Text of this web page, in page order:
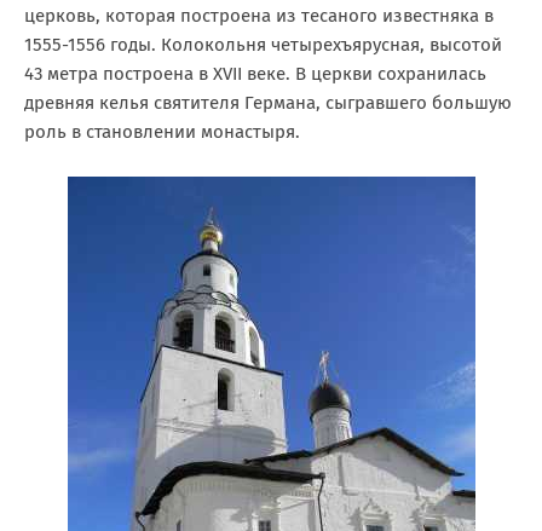
церковь, которая построена из тесаного известняка в
1555-1556 годы. Колокольня четырехъярусная, высотой
43 метра построена в XVII веке. В церкви сохранилась
древняя келья святителя Германа, сыгравшего большую
роль в становлении монастыря.